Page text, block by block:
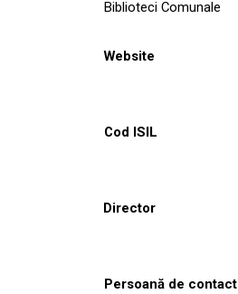
Biblioteci Comunale
Website
Cod ISIL
Director
Persoană de contact